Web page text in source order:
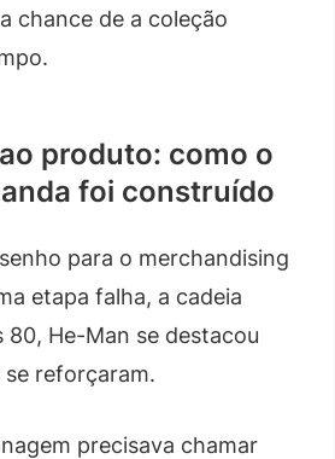
chance de a coleção
produto: como o
foi construído
para o merchandising
etapa falha, a cadeia
80, He-Man se destacou
reforçaram.
precisava chamar